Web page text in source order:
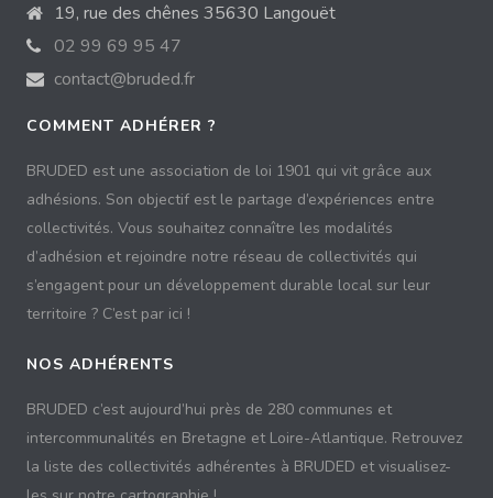
19, rue des chênes 35630 Langouët
02 99 69 95 47
contact@bruded.fr
COMMENT ADHÉRER ?
BRUDED est une association de loi 1901 qui vit grâce aux
adhésions. Son objectif est le partage d’expériences entre
collectivités. Vous souhaitez connaître les modalités
d’adhésion et rejoindre notre réseau de collectivités qui
s’engagent pour un développement durable local sur leur
territoire ? C’est par ici !
NOS ADHÉRENTS
BRUDED c’est aujourd’hui près de 280 communes et
intercommunalités en Bretagne et Loire-Atlantique. Retrouvez
la liste des collectivités adhérentes à BRUDED et visualisez-